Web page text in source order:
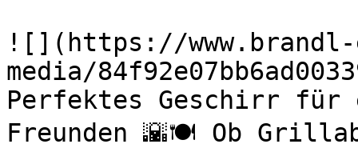
![](https://
media/
Perfektes Geschirr für
Freunden 🌇🍽️ Ob